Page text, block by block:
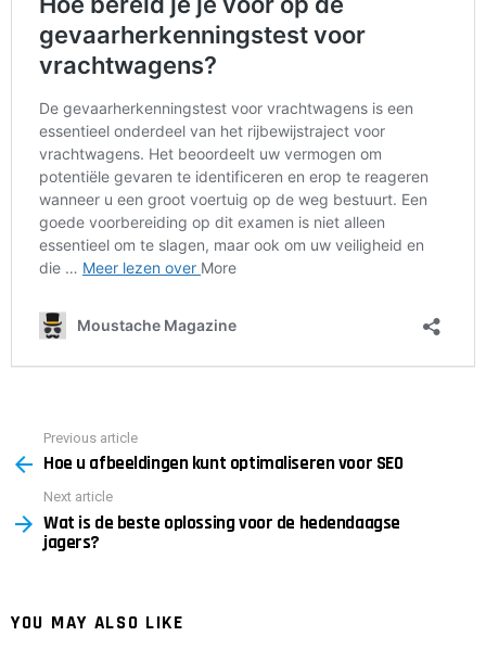
more
Previous article
Hoe u afbeeldingen kunt optimaliseren voor SEO
Next article
Wat is de beste oplossing voor de hedendaagse
jagers?
YOU MAY ALSO LIKE